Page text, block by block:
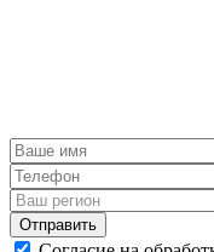
Отправить